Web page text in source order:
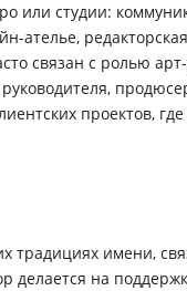
или студии:
ателье,
связан с ролью
проектов,
традициях имени,
делается на